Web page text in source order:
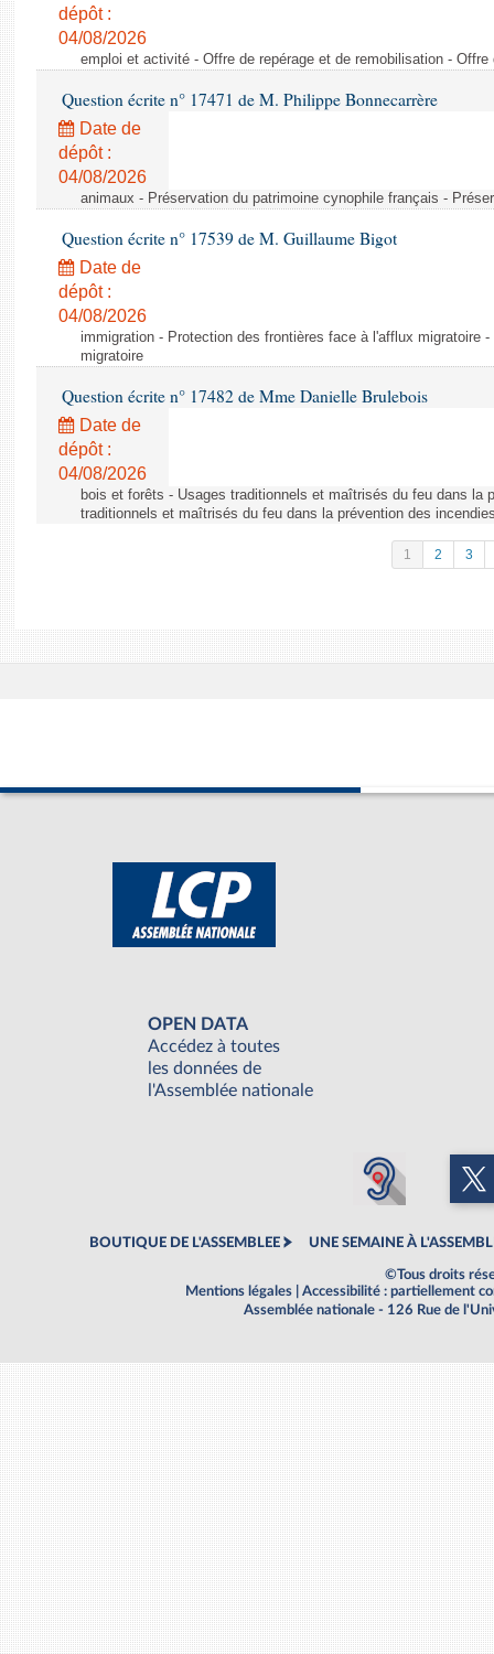
dépôt :
04/08/2026
emploi et activité - Offre de repérage et de remobilisation -
Question écrite n° 17471 de M. Philippe Bonnecarrère
Date de
dépôt :
04/08/2026
animaux - Préservation du patrimoine cynophile français -
Question écrite n° 17539 de M. Guillaume Bigot
Date de
dépôt :
04/08/2026
immigration - Protection des frontières face à l'afflux migratoire
migratoire
Question écrite n° 17482 de Mme Danielle Brulebois
Date de
dépôt :
04/08/2026
bois et forêts - Usages traditionnels et maîtrisés du feu dans la
traditionnels et maîtrisés du feu dans la prévention des
1 2 3
OPEN DATA
Accédez à toutes
les données de
l'Assemblée nationale
BOUTIQUE DE L'ASSEMBLEE UNE SEMAINE À
©Tous droits
Mentions légales
Accessibilité : partiellement
Assemblée nationale - 126 Rue de